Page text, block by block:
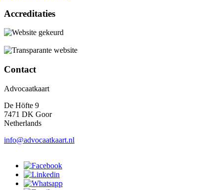
Accreditaties
Contact
Advocaatkaart
De Höfte 9
7471 DK Goor
Netherlands
info@advocaatkaart.nl